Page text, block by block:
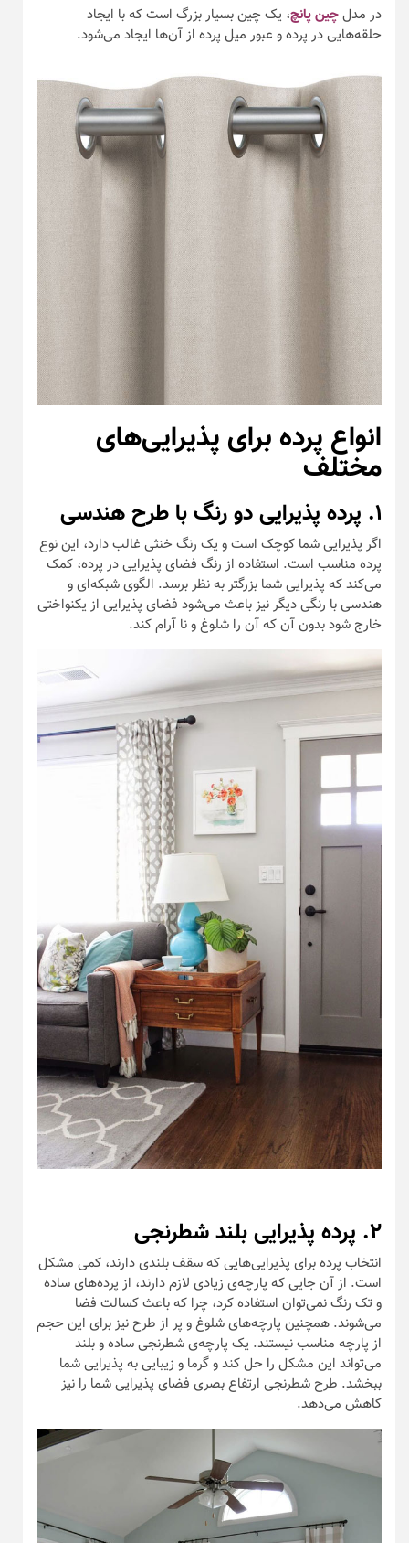
در مدلچین پانچ، یک چین بسیار بزرگ است که با ایجاد
حلقه‌هایی در پرده و عبور میل پرده از آن‌ها ایجاد می‌شود.
انواع پرده برای پذیرایی‌های
مختلف
۱. پرده پذیرایی دو رنگ با طرح هندسی
اگر پذیرایی شما کوچک است و یک رنگ خنثی غالب دارد، این نوع
پرده مناسب است. استفاده از رنگ فضای پذیرایی در پرده، کمک
می‌کند که پذیرایی شما بزرگتر به نظر برسد. الگوی شبکه‌ای و
هندسی با رنگی دیگر نیز باعث می‌شود فضای پذیرایی از یکنواختی
خارج شود بدون آن که آن را شلوغ و نا آرام کند.
۲. پرده پذیرایی بلند شطرنجی
انتخاب پرده برای پذیرایی‌هایی که سقف بلندی دارند، کمی مشکل
است. از آن جایی که پارچه‌ی زیادی لازم دارند، از پرده‌های ساده
و تک رنگ نمی‌توان استفاده کرد، چرا که باعث کسالت فضا
می‌شوند. همچنین پارچه‌های شلوغ و پر از طرح نیز برای این حجم
از پارچه مناسب نیستند. یک پارچه‌ی شطرنجی ساده و بلند
می‌تواند این مشکل را حل کند و گرما و زیبایی به پذیرایی شما
ببخشد. طرح شطرنجی ارتفاع بصری فضای پذیرایی شما را نیز
کاهش می‌دهد.